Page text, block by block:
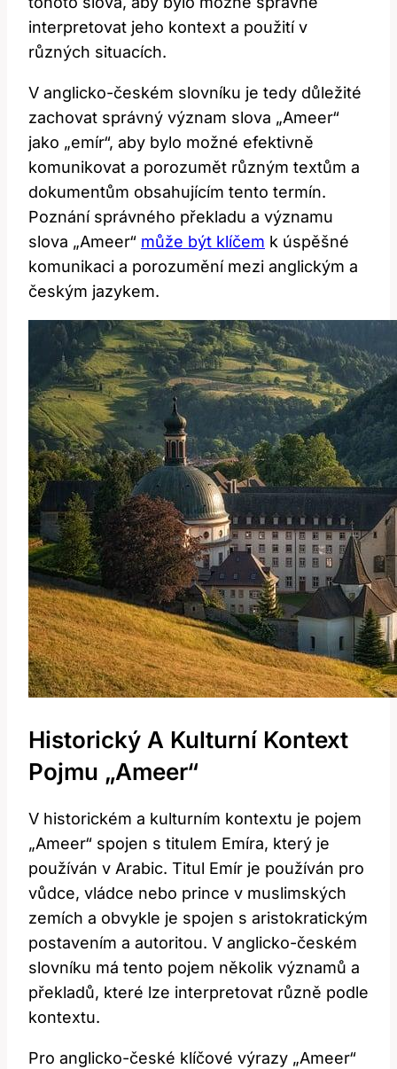
⁢interpretovat jeho kontext a použití v
⁣různých​ situacích.
V anglicko-českém slovníku je tedy důležité
zachovat ⁢správný význam slova „Ameer“
jako „emír“, aby bylo možné efektivně
komunikovat ​a porozumět různým textům a‌
dokumentům obsahujícím tento termín.
Poznání správného překladu a významu
slova „Ameer“​ může být ​klíčem k‌ úspěšné
‌komunikaci a ⁤porozumění mezi anglickým‍ a
českým ‌jazykem.
Historický ‌a‍ Kulturní Kontext
‍pojmu „Ameer“
V‍ historickém a ⁤kulturním kontextu je pojem
„Ameer“ spojen⁤ s titulem Emíra,⁤ který​ je
používán v⁢ Arabic. Titul Emír je používán pro⁢
vůdce, vládce⁣ nebo prince v muslimských
zemích a ‌obvykle je spojen s aristokratickým
postavením a autoritou.⁤ V⁣ anglicko-českém
slovníku má tento pojem několik významů a
překladů, které lze‍ interpretovat různě podle
kontextu.
Pro anglicko-české klíčové výrazy⁢ „Ameer“